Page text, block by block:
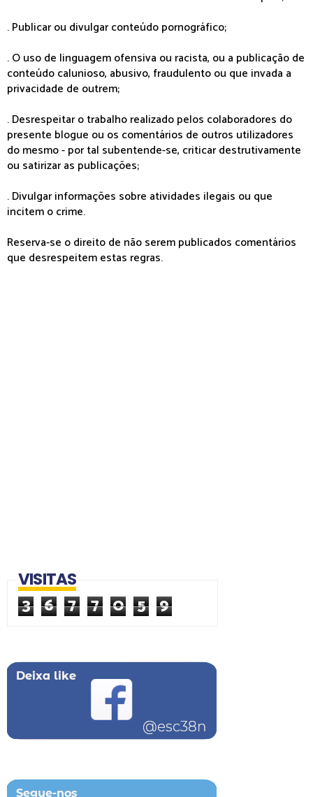
. Publicar ou divulgar conteúdo pornográfico;
. O uso de linguagem ofensiva ou racista, ou a publicação de
conteúdo calunioso, abusivo, fraudulento ou que invada a
privacidade de outrem;
. Desrespeitar o trabalho realizado pelos colaboradores do
presente blogue ou os comentários de outros utilizadores
do mesmo - por tal subentende-se, criticar destrutivamente
ou satirizar as publicações;
. Divulgar informações sobre atividades ilegais ou que
incitem o crime.
Reserva-se o direito de não serem publicados comentários
que desrespeitem estas regras.
VISITAS
3 6 7 7 0 5 9